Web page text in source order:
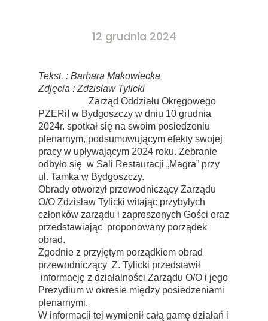
12 grudnia 2024
Tekst. : Barbara Makowiecka
Zdjęcia : Zdzisław Tylicki
Zarząd Oddziału Okręgowego
PZERiI w Bydgoszczy w dniu 10 grudnia
2024r. spotkał się na swoim posiedzeniu
plenarnym, podsumowującym efekty swojej
pracy w upływającym 2024 roku. Zebranie
odbyło się w Sali Restauracji „Magra” przy
ul. Tamka w Bydgoszczy.
Obrady otworzył przewodniczący Zarządu
O/O Zdzisław Tylicki witając przybyłych
członków zarządu i zaproszonych Gości oraz
przedstawiając proponowany porządek
obrad.
Zgodnie z przyjętym porządkiem obrad
przewodniczący Z. Tylicki przedstawił
informację z działalności Zarządu O/O i jego
Prezydium w okresie między posiedzeniami
plenarnymi.
W informacji tej wymienił całą gamę działań i